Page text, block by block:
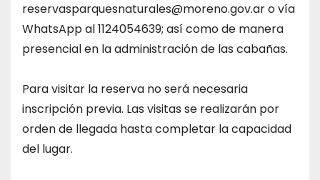
reservasparquesnaturales@moreno.gov.aro vía
WhatsApp al 1124054639; así como de manera
presencial en la administración de las cabañas.
Para visitar la reserva no será necesaria
inscripción previa. Las visitas se realizarán por
orden de llegada hasta completar la capacidad
del lugar.